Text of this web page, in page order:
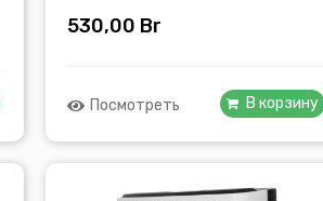
530,00 Br
Посмотреть В корзину